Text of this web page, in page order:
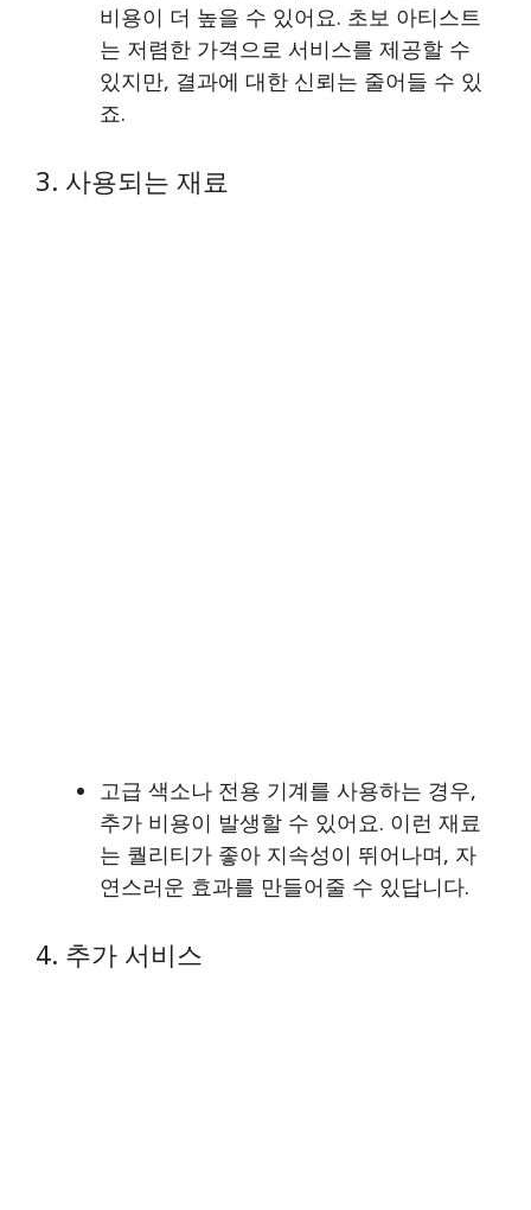
비용이 더 높을 수 있어요. 초보 아티스트
는 저렴한 가격으로 서비스를 제공할 수
있지만, 결과에 대한 신뢰는 줄어들 수 있
죠.
3. 사용되는 재료
고급 색소나 전용 기계를 사용하는 경우,
추가 비용이 발생할 수 있어요. 이런 재료
는 퀄리티가 좋아 지속성이 뛰어나며, 자
연스러운 효과를 만들어줄 수 있답니다.
4. 추가 서비스